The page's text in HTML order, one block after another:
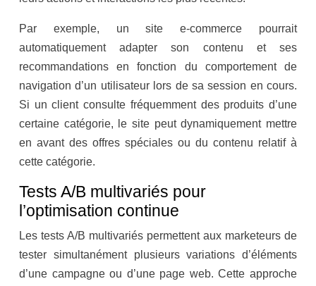
Par exemple, un site e-commerce pourrait
automatiquement adapter son contenu et ses
recommandations en fonction du comportement de
navigation d’un utilisateur lors de sa session en cours.
Si un client consulte fréquemment des produits d’une
certaine catégorie, le site peut dynamiquement mettre
en avant des offres spéciales ou du contenu relatif à
cette catégorie.
Tests A/B multivariés pour
l’optimisation continue
Les tests A/B multivariés permettent aux marketeurs de
tester simultanément plusieurs variations d’éléments
d’une campagne ou d’une page web. Cette approche